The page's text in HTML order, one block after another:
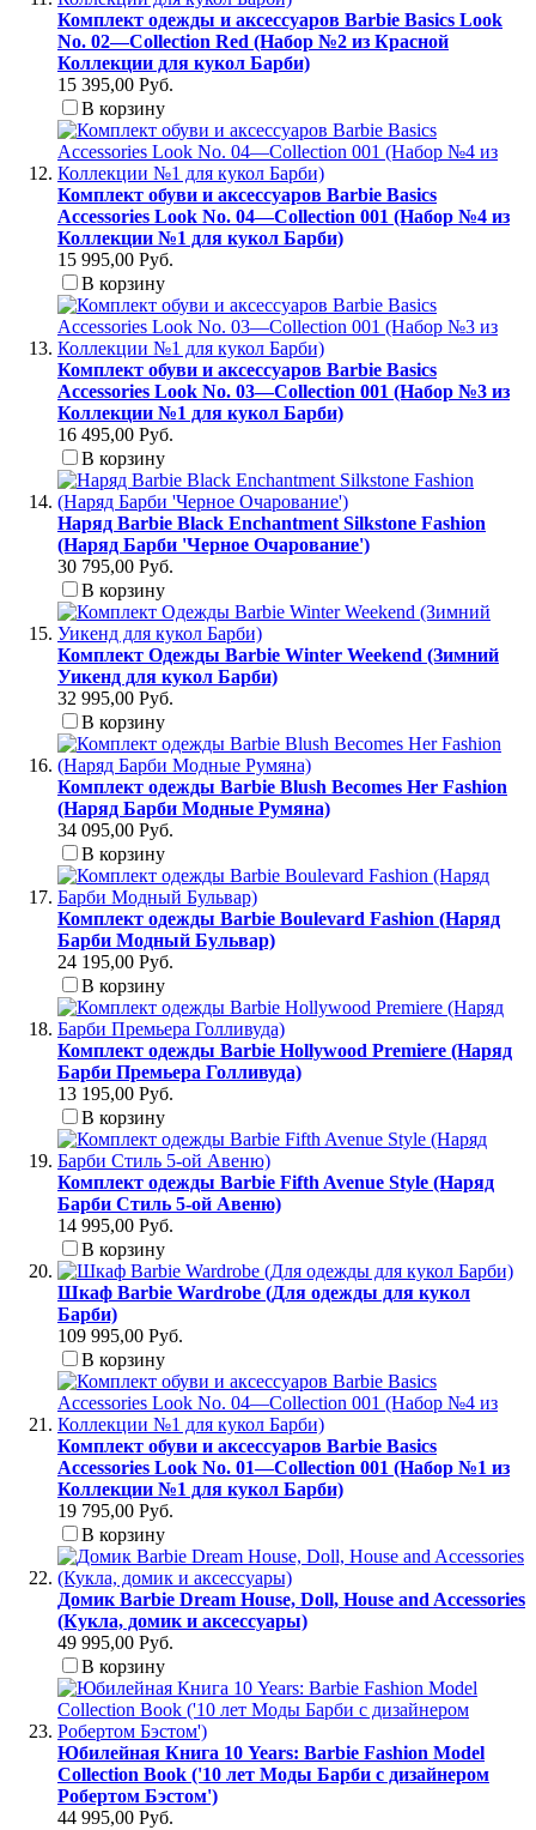
Комплект одежды и аксессуаров Barbie Basics Look
No. 02—Collection Red (Набор №2 из Красной
Коллекции для кукол Барби)
15 395,00 Руб.
В корзину
Комплект обуви и аксессуаров Barbie Basics
Accessories Look No. 04—Collection 001 (Набор №4 из
Коллекции №1 для кукол Барби)
15 995,00 Руб.
В корзину
Комплект обуви и аксессуаров Barbie Basics
Accessories Look No. 03—Collection 001 (Набор №3 из
Коллекции №1 для кукол Барби)
16 495,00 Руб.
В корзину
Наряд Barbie Black Enchantment Silkstone Fashion
(Наряд Барби 'Черное Очарование')
30 795,00 Руб.
В корзину
Комплект Одежды Barbie Winter Weekend (Зимний
Уикенд для кукол Барби)
32 995,00 Руб.
В корзину
Комплект одежды Barbie Blush Becomes Her Fashion
(Наряд Барби Модные Румяна)
34 095,00 Руб.
В корзину
Комплект одежды Barbie Boulevard Fashion (Наряд
Барби Модный Бульвар)
24 195,00 Руб.
В корзину
Комплект одежды Barbie Hollywood Premiere (Наряд
Барби Премьера Голливуда)
13 195,00 Руб.
В корзину
Комплект одежды Barbie Fifth Avenue Style (Наряд
Барби Стиль 5-ой Авеню)
14 995,00 Руб.
В корзину
Шкаф Barbie Wardrobe (Для одежды для кукол
Барби)
109 995,00 Руб.
В корзину
Комплект обуви и аксессуаров Barbie Basics
Accessories Look No. 01—Collection 001 (Набор №1 из
Коллекции №1 для кукол Барби)
19 795,00 Руб.
В корзину
Домик Barbie Dream House, Doll, House and Accessories
(Кукла, домик и аксессуары)
49 995,00 Руб.
В корзину
Юбилейная Книга 10 Years: Barbie Fashion Model
Collection Book ('10 лет Моды Барби с дизайнером
Робертом Бэстом')
44 995,00 Руб.